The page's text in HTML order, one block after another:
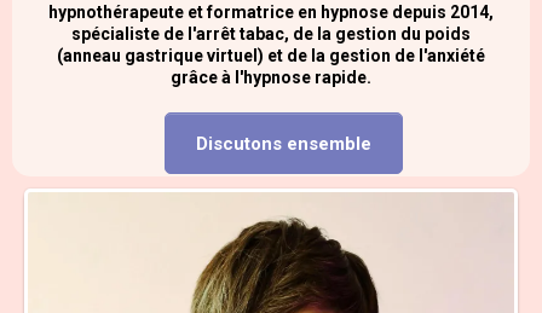
hypnothérapeute et formatrice en hypnose depuis 2014,
spécialiste de l'arrêt tabac, de la gestion du poids
(anneau gastrique virtuel) et de la gestion de l'anxiété
grâce à l'hypnose rapide.
Discutons ensemble